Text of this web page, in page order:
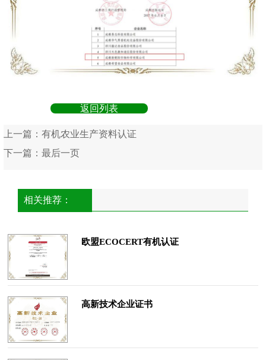
返回列表
上一篇： 有机农业生产资料认证
下一篇： 最后一页
相关推荐：
欧盟ECOCERT有机认证
高新技术企业证书